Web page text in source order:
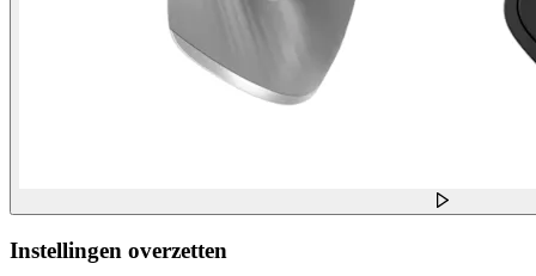
Instellingen overzetten